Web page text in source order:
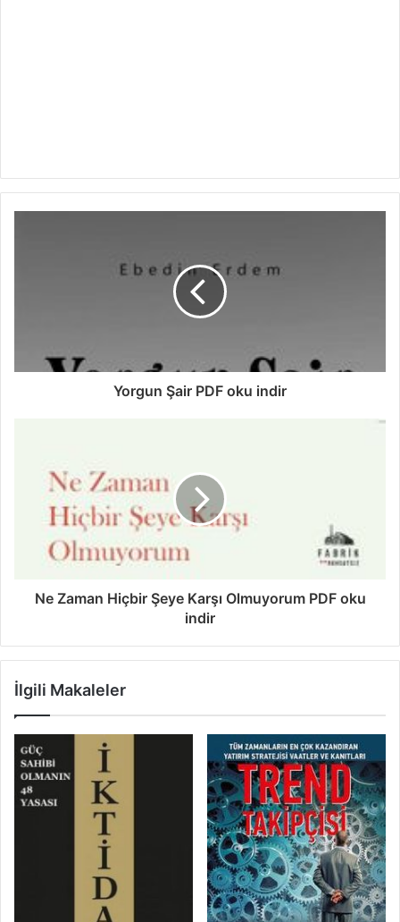
Yorgun Şair PDF oku indir
Ne Zaman Hiçbir Şeye Karşı Olmuyorum PDF oku
indir
İlgili Makaleler